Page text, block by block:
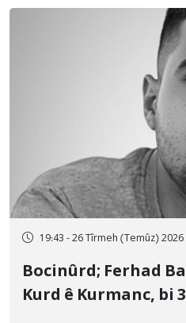
19:43 - 26 Tîrmeh (Temûz) 2026
Bocinûrd; Ferhad
Kurd ê Kurmanc, bi